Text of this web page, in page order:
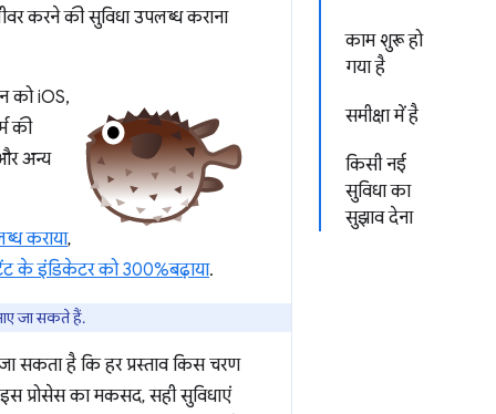
काम शुरू हो
गया है
समीक्षा में है
किसी नई
सुविधा का
सुझाव देना
करने की सुविधा उपलब्ध कराना
को iOS,
की
अन्य
कराया,
के इंडिकेटर को 300%बढ़ाया.
जा सकते हैं.
सकता है कि हर प्रस्ताव किस चरण
प्रोसेस का मकसद, सही सुविधाएं